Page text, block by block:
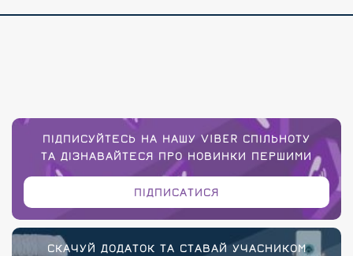
ПІДПИСУЙТЕСЬ НА НАШУ VIBER СПІЛЬНОТУ
ТА ДІЗНАВАЙТЕСЯ ПРО НОВИНКИ ПЕРШИМИ
ПІДПИСАТИСЯ
СКАЧУЙ ДОДАТОК ТА СТАВАЙ УЧАСНИКОМ